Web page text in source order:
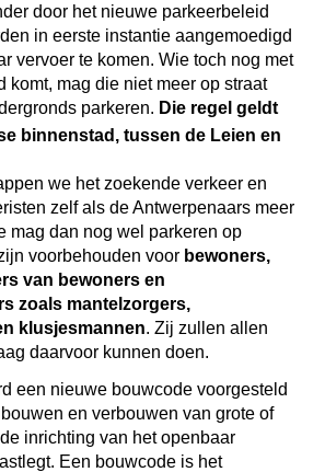
door het nieuwe parkeerbeleid
in eerste instantie aangemoedigd
vervoer te komen. Wie toch nog met
komt, mag die niet meer op straat
parkeren. Die regel geldt
binnenstad, tussen de Leien en
we het zoekende verkeer en
zelf als de Antwerpenaars meer
mag dan nog wel parkeren op
voorbehouden voor bewoners,
van bewoners en
zoals mantelzorgers,
klusjesmannen. Zij zullen allen
daarvoor kunnen doen.
een nieuwe bouwcode voorgesteld
en verbouwen van grote of
inrichting van het openbaar
Een bouwcode is het